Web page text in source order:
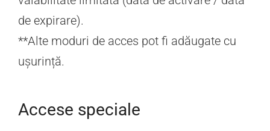
de expirare).
**Alte moduri de acces pot fi adăugate cu
ușurință.
Accese speciale